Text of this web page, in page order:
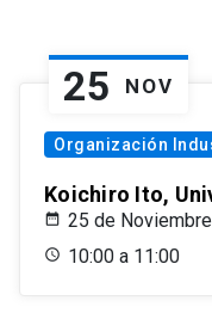
25 NOV
Organización
Koichiro Ito,
25 de
10:00 a 11:00